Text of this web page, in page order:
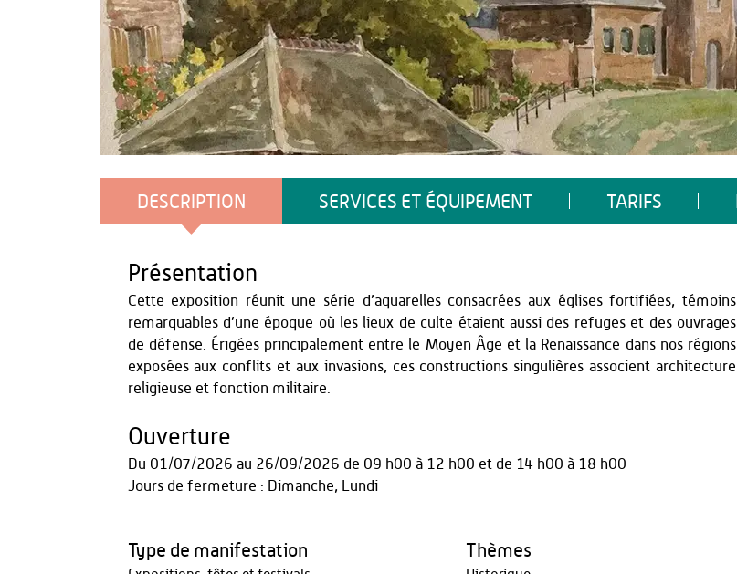
DESCRIPTION SERVICES ET ÉQUIPEMENT TARIFS
Présentation
Cette exposition réunit une série d’aquarelles consacrées aux églises fortifiées, témoins
remarquables d’une époque où les lieux de culte étaient aussi des refuges et des ouvrages
de défense. Érigées principalement entre le Moyen Âge et la Renaissance dans nos régions
exposées aux conflits et aux invasions, ces constructions singulières associent architecture
religieuse et fonction militaire.
Ouverture
Du 01/07/2026 au 26/09/2026 de 09 h00 à 12 h00 et de 14 h00 à 18 h00
Jours de fermeture : Dimanche, Lundi
Type de manifestation Thèmes